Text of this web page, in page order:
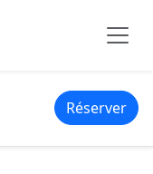
Réserver